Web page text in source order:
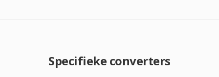
Specifieke converters